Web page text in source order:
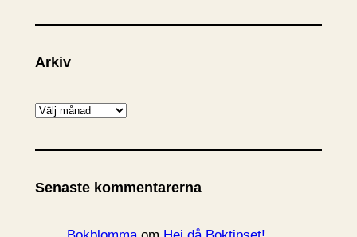
Arkiv
A
k
v
Senaste kommentarerna